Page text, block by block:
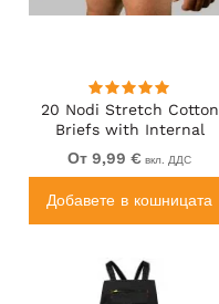
20 Nodi Stretch Cotton
Briefs with Internal
Elastic Band and Low
Rise White
От 9,99 € вкл. ДДС
Добавете в кошницата